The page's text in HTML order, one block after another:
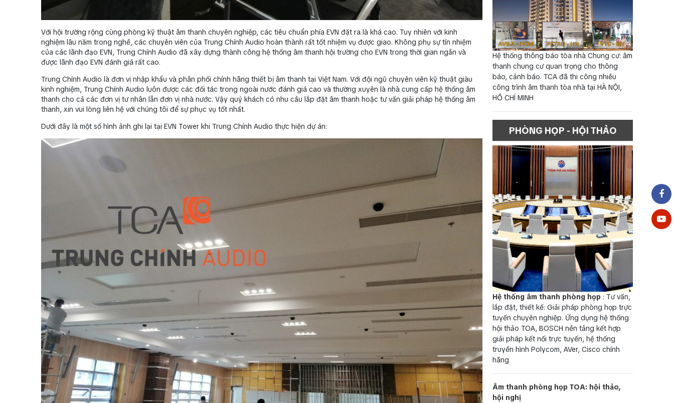
Với hội trường rộng cùng phòng kỹ thuật âm thanh chuyên nghiệp, các tiêu chuẩn phía EVN đặt ra là khá cao. Tuy nhiên với kinh
nghiệm lâu năm trong nghề, các chuyên viên của Trung Chính Audio hoàn thành rất tốt nhiệm vụ được giao. Không phụ sự tín nhiệm
của các lãnh đạo EVN, Trung Chính Audio đã xây dựng thành công hệ thống âm thanh hội trường cho EVN trong thời gian ngắn và
được lãnh đạo EVN đánh giá rất cao.
Trung Chính Audio là đơn vị nhập khẩu và phân phối chính hãng thiết bị âm thanh tại Việt Nam. Với đội ngũ chuyên viên kỹ thuật giàu
kinh nghiệm, Trung Chính Audio luôn được các đối tác trong ngoài nước đánh giá cao và thường xuyên là nhà cung cấp hệ thống âm
thanh cho cả các đơn vị tư nhân lẫn đơn vị nhà nước. Vậy quý khách có nhu cầu lắp đặt âm thanh hoặc tư vấn giải pháp hệ thống âm
thanh, xin vui lòng liên hệ với chúng tôi để sự phục vụ tốt nhất.
Dưới đây là một số hình ảnh ghi lại tại EVN Tower khi Trung Chính Audio thực hiện dự án:
Hệ thống thông báo tòa nhà Chung cư: âm
thanh chung cư quan trọng cho thông
báo, cảnh báo. TCA đã thi công nhiều
công trình âm thanh tòa nhà tại HÀ NỘI,
HỒ CHÍ MINH
PHÒNG HỌP - HỘI THẢO
Hệ thống âm thanh phòng họp : Tư vấn,
lắp đặt, thiết kế: Giải pháp phòng họp trực
tuyến chuyên nghiệp. Ứng dụng hệ thống
hội thảo TOA, BOSCH nền tảng kết hợp
giải pháp kết nối trực tuyến, hệ thống
truyền hình Polycom, AVer, Cisco chính
hãng
Âm thanh phòng họp TOA: hội thảo,
hội nghị